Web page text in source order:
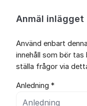
Anmäl inlägget
Använd enbart
innehåll som bör
ställa frågor via
Anledning *